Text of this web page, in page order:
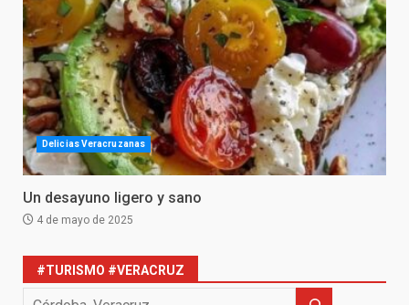
Delicias Veracruzanas
Un desayuno ligero y sano
4 de mayo de 2025
#TURISMO #VERACRUZ